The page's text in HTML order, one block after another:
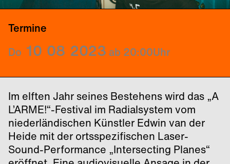
Termine
Do 10 08 2023 ab 20:00Uhr
Im elften Jahr seines Bestehens wird das „A
L’ARME!“-Festival im Radialsystem vom
niederländischen Künstler Edwin van der
Heide mit der ortsspezifischen Laser-
Sound-Performance „Intersecting Planes“